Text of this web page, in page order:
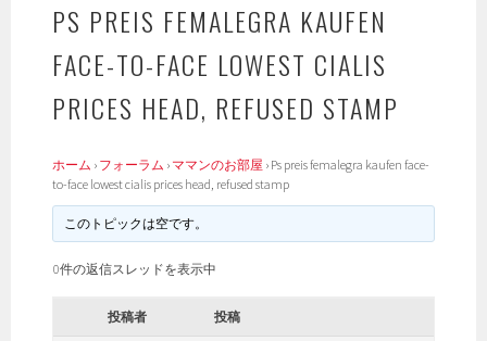
PS PREIS FEMALEGRA KAUFEN
FACE-TO-FACE LOWEST CIALIS
PRICES HEAD, REFUSED STAMP
ホーム › フォーラム › ママンのお部屋 › Ps preis femalegra kaufen face-
to-face lowest cialis prices head, refused stamp
このトピックは空です。
0件の返信スレッドを表示中
投稿者 投稿